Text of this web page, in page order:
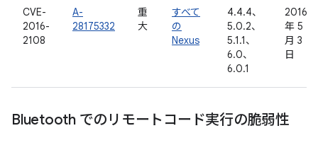
CVE-
2016-
2108
A-
28175332
重
大
すべて
の
Nexus
4.4.4、
5.0.2、
5.1.1、
6.0、
6.0.1
2016
年 5
月 3
日
Bluetooth でのリモートコード実行の脆弱性